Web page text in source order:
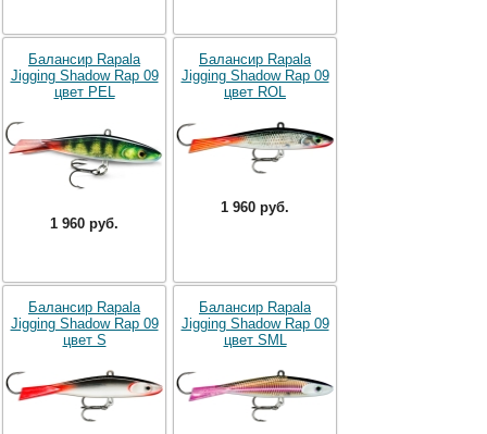
Балансир Rapala
Jigging Shadow Rap 09
цвет PEL
1 960 руб.
Балансир Rapala
Jigging Shadow Rap 09
цвет ROL
1 960 руб.
Балансир Rapala
Jigging Shadow Rap 09
цвет S
Балансир Rapala
Jigging Shadow Rap 09
цвет SML